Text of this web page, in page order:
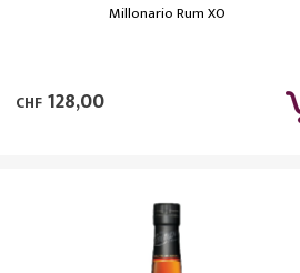
Millonario Rum XO
CHF 128,00